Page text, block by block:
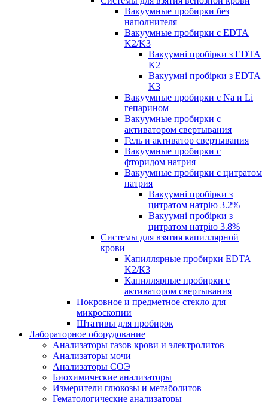
Вакуумные пробирки без
наполнителя
Вакуумные пробирки с EDTA
K2/K3
Вакуумні пробірки з EDTA
K2
Вакуумні пробірки з EDTA
K3
Вакуумные пробирки с Na и Li
гепарином
Вакуумные пробирки с
активатором свертывания
Гель и активатор свертывания
Вакуумные пробирки с
фторидом натрия
Вакуумные пробирки с цитратом
натрия
Вакуумні пробірки з
цитратом натрію 3.2%
Вакуумні пробірки з
цитратом натрію 3.8%
Системы для взятия капиллярной
крови
Капиллярные пробирки EDTA
K2/К3
Капиллярные пробирки с
активатором свертывания
Покровное и предметное стекло для
микроскопии
Штативы для пробирок
Лабораторное оборудование
Анализаторы газов крови и электролитов
Анализаторы мочи
Анализаторы СОЭ
Биохимические анализаторы
Измерители глюкозы и метаболитов
Гематологические анализаторы